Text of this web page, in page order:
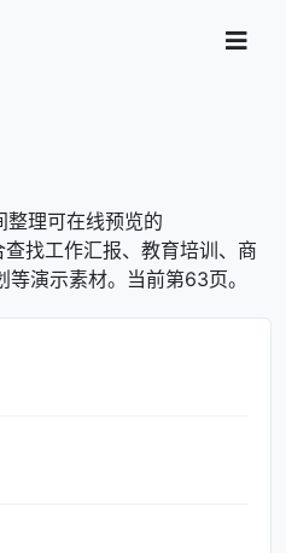
整理可在线预览的
找工作汇报、教育培训、商
演示素材。当前第63页。